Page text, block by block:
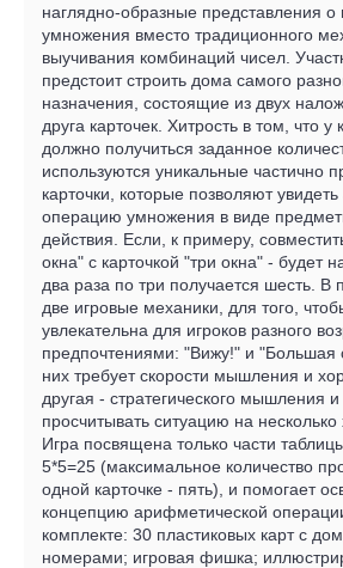
наглядно-образные представления о
умножения вместо традиционного
выучивания комбинаций чисел.
предстоит строить дома самого
назначения, состоящие из двух
друга карточек. Хитрость в том, что у
должно получиться заданное
используются уникальные частично
карточки, которые позволяют
операцию умножения в виде
действия. Если, к примеру,
окна" с карточкой "три окна" - будет
два раза по три получается шесть. В
две игровые механики, для того,
увлекательна для игроков разного
предпочтениями: "Вижу!" и "Большая
них требует скорости мышления и
другая - стратегического мышления
просчитывать ситуацию на несколько
Игра посвящена только части
5*5=25 (максимальное количество
одной карточке - пять), и помогает
концепцию арифметической
комплекте: 30 пластиковых карт с
номерами; игровая фишка;